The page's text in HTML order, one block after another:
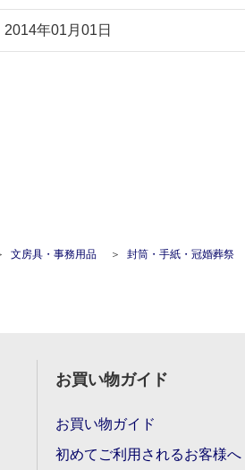
2014年01月01日
文房具・事務用品 封筒・手紙・冠婚葬祭
お買い物ガイド
お買い物ガイド
初めてご利用されるお客様へ